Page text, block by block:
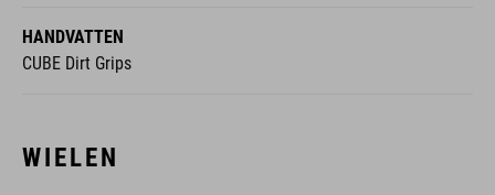
HANDVATTEN
CUBE Dirt Grips
WIELEN